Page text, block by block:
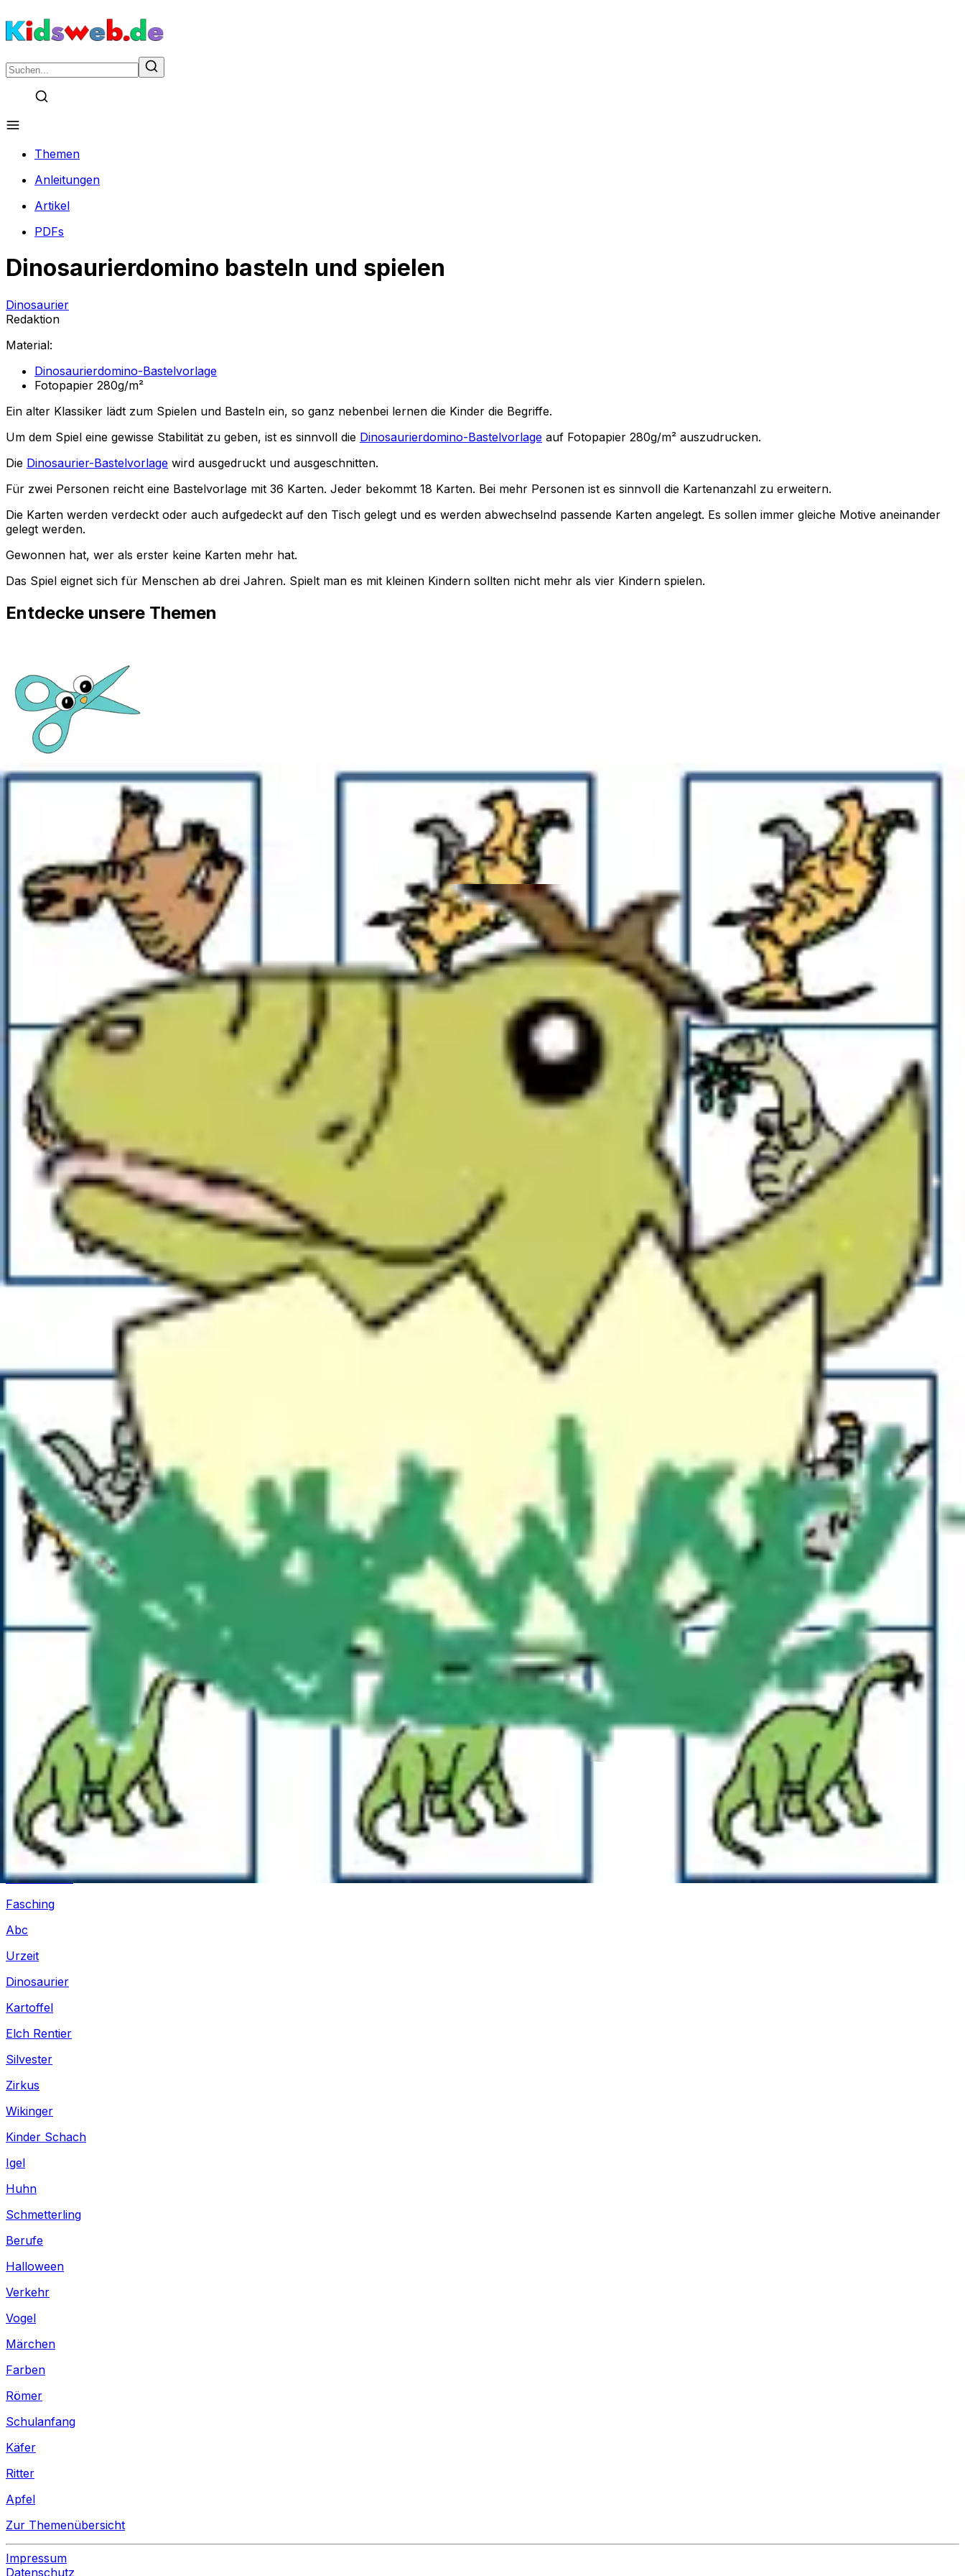
Themen
Anleitungen
Artikel
PDFs
Dinosaurierdomino basteln und spielen
Dinosaurier
Redaktion
Material:
Dinosaurierdomino-Bastelvorlage
Fotopapier 280g/m²
Ein alter Klassiker lädt zum Spielen und Basteln ein, so ganz nebenbei lernen die Kinder die Begriffe.
Um dem Spiel eine gewisse Stabilität zu geben, ist es sinnvoll die Dinosaurierdomino-Bastelvorlage auf Fotopapier 280g/m² auszudrucken.
Die Dinosaurier-Bastelvorlage wird ausgedruckt und ausgeschnitten.
Für zwei Personen reicht eine Bastelvorlage mit 36 Karten. Jeder bekommt 18 Karten. Bei mehr Personen ist es sinnvoll die Kartenanzahl zu erweitern.
Die Karten werden verdeckt oder auch aufgedeckt auf den Tisch gelegt und es werden abwechselnd passende Karten angelegt. Es sollen immer gleiche Motive aneinander
gelegt werden.
Gewonnen hat, wer als erster keine Karten mehr hat.
Das Spiel eignet sich für Menschen ab drei Jahren. Spielt man es mit kleinen Kindern sollten nicht mehr als vier Kindern spielen.
Entdecke unsere Themen
Mandala für Kinder
Ostern
Winter
Pferde
Drachen
Fußball
Piraten
Unterwasserwelt
Geschichten
Fasching
Abc
Urzeit
Dinosaurier
Kartoffel
Elch Rentier
Silvester
Zirkus
Wikinger
Kinder Schach
Igel
Huhn
Schmetterling
Berufe
Halloween
Verkehr
Vogel
Märchen
Farben
Römer
Schulanfang
Käfer
Ritter
Apfel
Zur Themenübersicht
Impressum
Datenschutz